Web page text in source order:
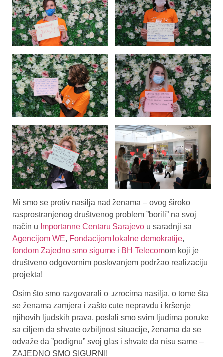
Mi smo se protiv nasilja nad ženama – ovog široko
rasprostranjenog društvenog problem ”borili” na svoj
način u Importanne Centaru Sarajevo u saradnji sa
Agencijom WE, Fondacijom lokalne demokratije,
fondom Zajedno smo sigurne i BH Telecomom koji je
društveno odgovornim poslovanjem podržao realizaciju
projekta!
Osim što smo razgovarali o uzrocima nasilja, o tome šta
se ženama zamjera i zašto ćute nepravdu i kršenje
njihovih ljudskih prava, poslali smo svim ljudima poruke
sa ciljem da shvate ozbiljnost situacije, ženama da se
odvaže da ”podignu” svoj glas i shvate da nisu same –
ZAJEDNO SMO SIGURNI!